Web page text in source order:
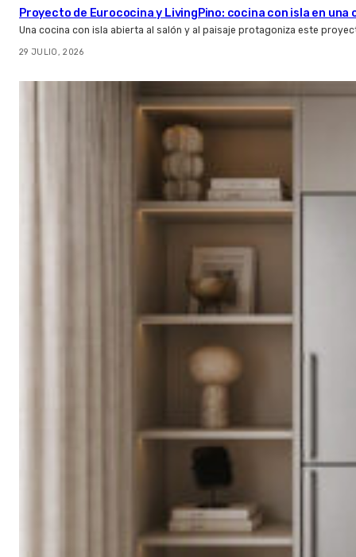
Proyecto de Eurococina y LivingPino: cocina con isla en una
Una cocina con isla abierta al salón y al paisaje protagoniza este
29 JULIO, 2026